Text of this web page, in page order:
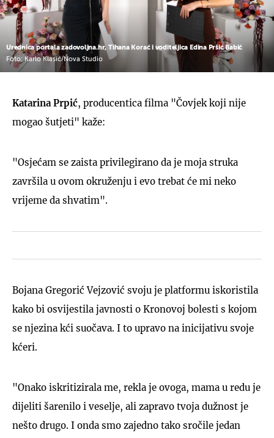
Urednica portala zadovoljna.hr, Tihana Korać i voditeljica Edina Pršić Babić
Foto: Karlo Klasić/Nova Studio
Katarina Prpić, producentica filma "Čovjek koji nije
mogao šutjeti" kaže:
"Osjećam se zaista privilegirano da je moja struka
završila u ovom okruženju i evo trebat će mi neko
vrijeme da shvatim".
Bojana Gregorić Vejzović svoju je platformu iskoristila
kako bi osvijestila javnosti o Kronovoj bolesti s kojom
se njezina kći suočava. I to upravo na inicijativu svoje
kćeri.
"Onako iskritizirala me, rekla je ovoga, mama u redu je
dijeliti šarenilo i veselje, ali zapravo tvoja dužnost je
nešto drugo. I onda smo zajedno tako sročile jedan